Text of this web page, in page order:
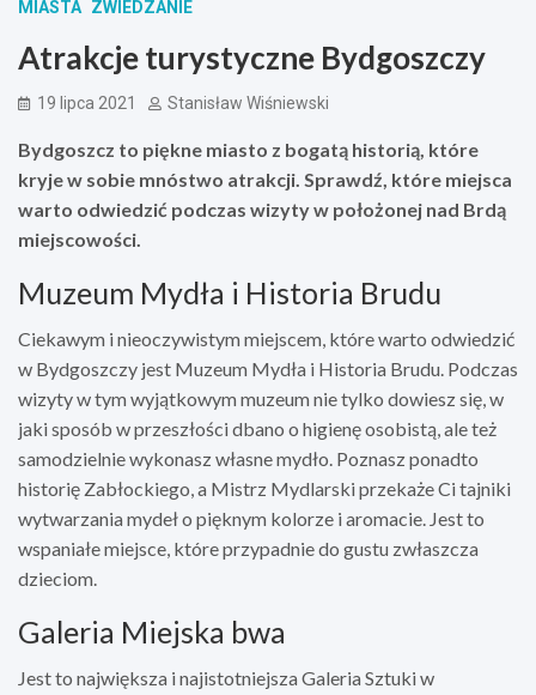
MIASTA ZWIEDZANIE
Atrakcje turystyczne Bydgoszczy
19 lipca 2021 Stanisław Wiśniewski
Bydgoszcz to piękne miasto z bogatą historią, które
kryje w sobie mnóstwo atrakcji. Sprawdź, które miejsca
warto odwiedzić podczas wizyty w położonej nad Brdą
miejscowości.
Muzeum Mydła i Historia Brudu
Ciekawym i nieoczywistym miejscem, które warto odwiedzić
w Bydgoszczy jest Muzeum Mydła i Historia Brudu. Podczas
wizyty w tym wyjątkowym muzeum nie tylko dowiesz się, w
jaki sposób w przeszłości dbano o higienę osobistą, ale też
samodzielnie wykonasz własne mydło. Poznasz ponadto
historię Zabłockiego, a Mistrz Mydlarski przekaże Ci tajniki
wytwarzania mydeł o pięknym kolorze i aromacie. Jest to
wspaniałe miejsce, które przypadnie do gustu zwłaszcza
dzieciom.
Galeria Miejska bwa
Jest to największa i najistotniejsza Galeria Sztuki w